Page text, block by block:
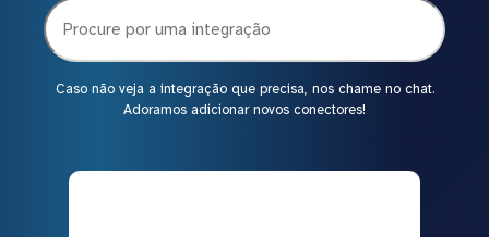
Caso não veja a integração que precisa, nos chame no chat.
Adoramos adicionar novos conectores!